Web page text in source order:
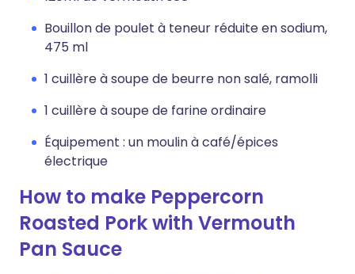
Bouillon de poulet à teneur réduite en sodium,
475 ml
1 cuillère à soupe de beurre non salé, ramolli
1 cuillère à soupe de farine ordinaire
Équipement : un moulin à café/épices
électrique
How to make Peppercorn
Roasted Pork with Vermouth
Pan Sauce